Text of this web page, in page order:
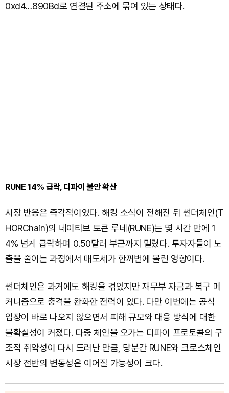
0xd4…890Bd로 연결된 주소에 묶여 있는 상태다.
RUNE 14% 급락, 디파이 불안 확산
시장 반응은 즉각적이었다. 해킹 소식이 전해진 뒤 썬더체인(T
HORChain)의 네이티브 토큰 루네(RUNE)는 몇 시간 만에 1
4% 넘게 급락하며 0.50달러 부근까지 밀렸다. 투자자들이 노
출을 줄이는 과정에서 매도세가 한꺼번에 몰린 영향이다.
썬더체인은 과거에도 해킹을 겪었지만 재무부 자금과 복구 메
커니즘으로 충격을 완화한 전력이 있다. 다만 이번에는 공식
입장이 바로 나오지 않으면서 피해 규모와 대응 방식에 대한
불확실성이 커졌다. 다중 체인을 오가는 디파이 프로토콜의 구
조적 취약성이 다시 드러난 만큼, 당분간 RUNE와 크로스체인
시장 전반의 변동성은 이어질 가능성이 크다.